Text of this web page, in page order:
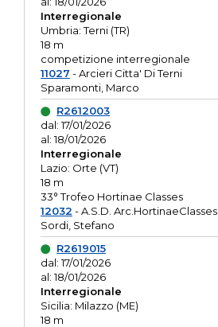
Interregionale
Umbria: Terni (TR)
18 m
competizione interregionale
11027 - Arcieri Citta' Di Terni
Sparamonti, Marco
R2612003
dal: 17/01/2026
al: 18/01/2026
Interregionale
Lazio: Orte (VT)
18 m
33° Trofeo Hortinae Classes
12032 - A.S.D. Arc.HortinaeClasses
Sordi, Stefano
R2619015
dal: 17/01/2026
al: 18/01/2026
Interregionale
Sicilia: Milazzo (ME)
18 m